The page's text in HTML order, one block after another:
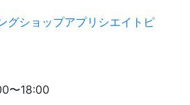
〜18:00